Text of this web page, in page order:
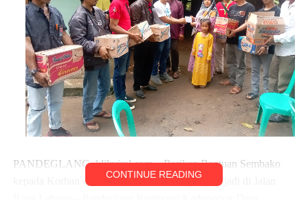
PANDEGLANG, klikviral.com – Berikan Bantuan Sembako
kepada Korban dalam Kecelakaan maut yang terjadi di Jalan
CONTINUE READING